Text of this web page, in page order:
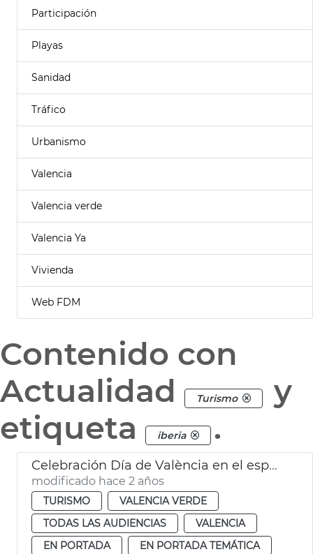
Participación
Playas
Sanidad
Tráfico
Urbanismo
Valencia
Valencia verde
Valencia Ya
Vivienda
Web FDM
Contenido con
Actualidad
Turismo
y
etiqueta
iberia .
Celebración Día de València en el espacio Iberia de Madrid
modificado hace 2 años
TURISMO
VALENCIA VERDE
TODAS LAS AUDIENCIAS
VALENCIA
EN PORTADA
EN PORTADA TEMÁTICA